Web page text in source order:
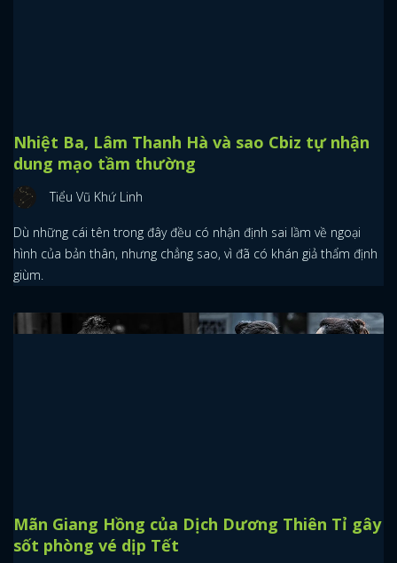
Nhiệt Ba, Lâm Thanh Hà và sao Cbiz tự nhận
dung mạo tầm thường
Tiểu Vũ Khứ Linh
Dù những cái tên trong đây đều có nhận định sai lầm về ngoại
hình của bản thân, nhưng chẳng sao, vì đã có khán giả thẩm định
giùm.
Mãn Giang Hồng của Dịch Dương Thiên Tỉ gây
sốt phòng vé dịp Tết